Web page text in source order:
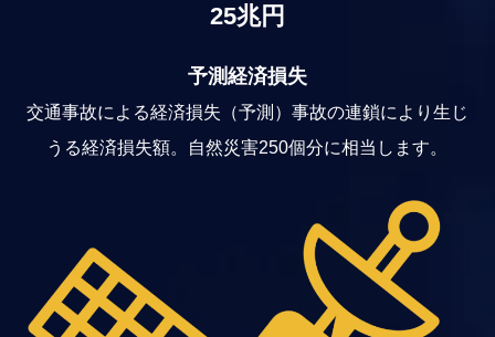
25兆円
予測経済損失
交通事故による経済損失（予測）事故の連鎖により生じ
うる経済損失額。自然災害250個分に相当します。